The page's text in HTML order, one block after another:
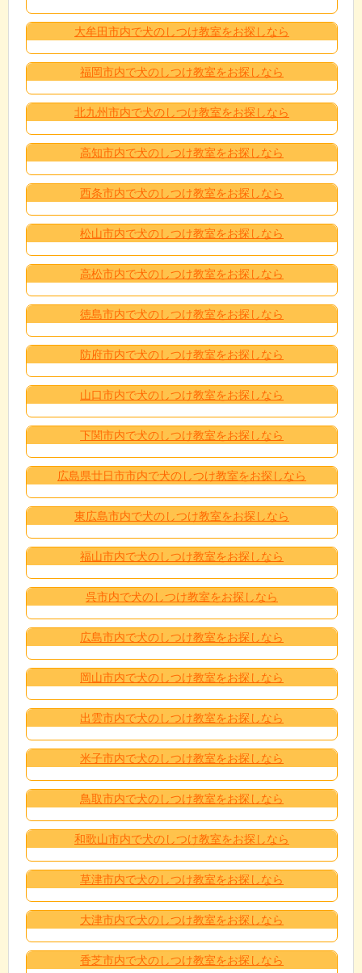
大牟田市内で犬のしつけ教室をお探しなら
福岡市内で犬のしつけ教室をお探しなら
北九州市内で犬のしつけ教室をお探しなら
高知市内で犬のしつけ教室をお探しなら
西条市内で犬のしつけ教室をお探しなら
松山市内で犬のしつけ教室をお探しなら
高松市内で犬のしつけ教室をお探しなら
徳島市内で犬のしつけ教室をお探しなら
防府市内で犬のしつけ教室をお探しなら
山口市内で犬のしつけ教室をお探しなら
下関市内で犬のしつけ教室をお探しなら
広島県廿日市市内で犬のしつけ教室をお探しなら
東広島市内で犬のしつけ教室をお探しなら
福山市内で犬のしつけ教室をお探しなら
呉市内で犬のしつけ教室をお探しなら
広島市内で犬のしつけ教室をお探しなら
岡山市内で犬のしつけ教室をお探しなら
出雲市内で犬のしつけ教室をお探しなら
米子市内で犬のしつけ教室をお探しなら
鳥取市内で犬のしつけ教室をお探しなら
和歌山市内で犬のしつけ教室をお探しなら
草津市内で犬のしつけ教室をお探しなら
大津市内で犬のしつけ教室をお探しなら
香芝市内で犬のしつけ教室をお探しなら